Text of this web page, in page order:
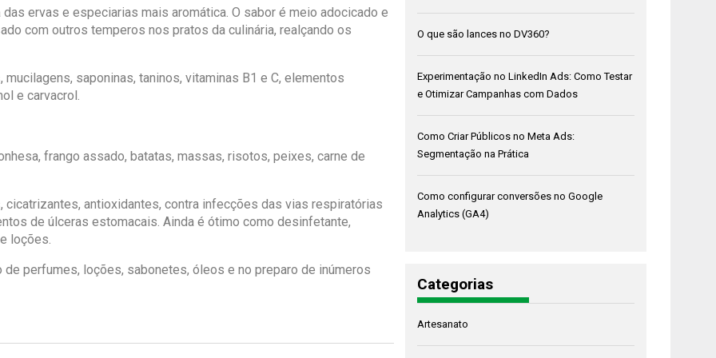
ervas e especiarias mais aromática. O sabor é meio adocicado e
com outros temperos nos pratos da culinária, realçando os
saponinas, taninos, vitaminas B1 e C, elementos
e carvacrol.
frango assado, batatas, massas, risotos, peixes, carne de
antioxidantes, contra infecções das vias respiratórias
de úlceras estomacais. Ainda é ótimo como desinfetante,
loções.
de perfumes, loções, sabonetes, óleos e no preparo de inúmeros
O que são lances no DV360?
Experimentação no LinkedIn Ads: Como Testar
e Otimizar Campanhas com Dados
Como Criar Públicos no Meta Ads:
Segmentação na Prática
Como configurar conversões no Google
Analytics (GA4)
Categorias
Artesanato